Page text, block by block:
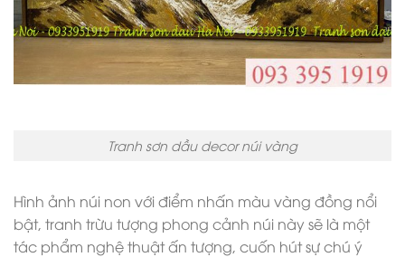
Tranh sơn dầu decor núi vàng
Hình ảnh núi non với điểm nhấn màu vàng đồng nổi
bật, tranh trừu tượng phong cảnh núi này sẽ là một
tác phẩm nghệ thuật ấn tượng, cuốn hút sự chú ý